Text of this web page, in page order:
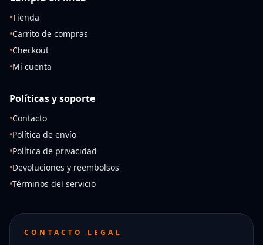
•Tienda
•Carrito de compras
•Checkout
•Mi cuenta
Políticas y soporte
•Contacto
•Política de envío
•Política de privacidad
•Devoluciones y reembolsos
•Términos del servicio
CONTACTO LEGAL